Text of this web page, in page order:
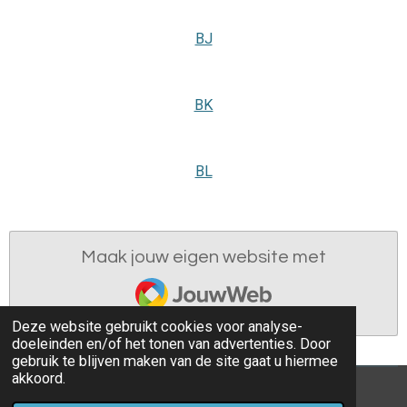
Deze website gebruikt cookies voor analyse-
doeleinden en/of het tonen van advertenties. Door
gebruik te blijven maken van de site gaat u hiermee
akkoord.
BJ
BK
BL
Maak jouw eigen website met
JouwWeb